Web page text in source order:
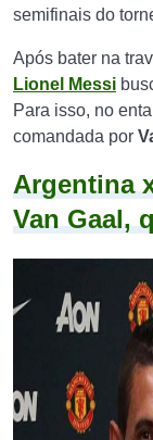
semifinais do
Após bater na
Lionel Messi
Para isso, no
comandada por
Argentina
Van Gaal,